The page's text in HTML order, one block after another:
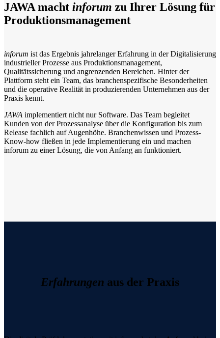
JAWA macht inforum zu Ihrer Lösung für
Produktionsmanagement
inforum ist das Ergebnis jahrelanger Erfahrung in der Digitalisierung
industrieller Prozesse aus Produktionsmanagement,
Qualitätssicherung und angrenzenden Bereichen. Hinter der
Plattform steht ein Team, das branchenspezifische Besonderheiten
und die operative Realität in produzierenden Unternehmen aus der
Praxis kennt.
JAWA implementiert nicht nur Software. Das Team begleitet
Kunden von der Prozessanalyse über die Konfiguration bis zum
Release fachlich auf Augenhöhe. Branchenwissen und Prozess-
Know-how fließen in jede Implementierung ein und machen
inforum zu einer Lösung, die von Anfang an funktioniert.
Erfahrungen aus der Praxis